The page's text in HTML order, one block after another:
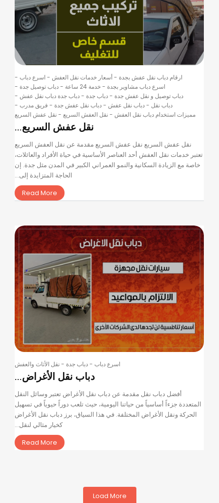
ارقام دباب نقل عفش بجدة -أسعار خدمات نقل العفش -اسرع دباب -
اسرع دباب مشاوير بجدة -خدمة 24 ساعة -دباب توصيل جدة -
دباب توصيل و نقل عفش جدة -دباب جدة -دباب جدة دباب نقل عفش -
دباب نقل -دباب نقل عفش -دباب نقل عفش جدة - فريق مدرب -
مميزات استخدام دباب نقل العفش -نقل العفش السريع -نقل عفش السريع
نقل عفش السريع...
نقل عفش السريع نقل عفش السريع مقدمة عن نقل العفش السريع
تعتبر خدمات نقل العفش أحد العناصر الأساسية في حياة الأفراد والعائلات،
خاصة مع الزيادة السكانية والنمو العمراني الكبير في المدن مثل جدة. إن
الحاجة المتزايدة إلى...
Read More
اسرع دباب -دباب جدة -نقل الأثاث والعفش
دباب نقل الأغراض...
أفضل دباب نقل مقدمة عن دباب نقل الأغراض تعتبر وسائل النقل
المتعددة جزءاً أساسياً من حياتنا اليومية، حيث تلعب دوراً حيوياً في تسهيل
الحركة ونقل الأغراض المختلفة. في هذا السياق، برز دباب نقل الأغراض
كخيار مثالي لنقل...
Read More
Load More